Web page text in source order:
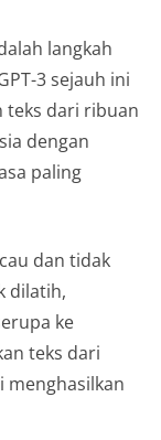
langkah
3 sejauh ini
teks dari ribuan
dengan
paling
dan tidak
dilatih,
ke
teks dari
menghasilkan